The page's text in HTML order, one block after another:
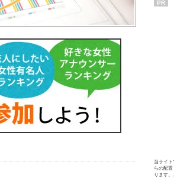
PR
当サイ
らの配
ります